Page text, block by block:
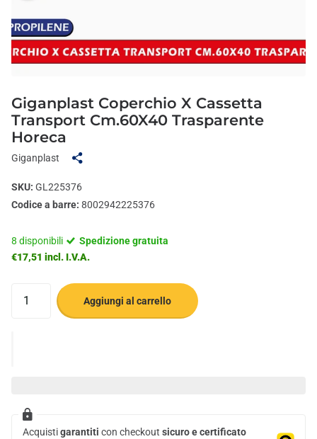
Giganplast Coperchio X Cassetta
Transport Cm.60X40 Trasparente
Horeca
Giganplast
SKU: GL225376
Codice a barre: 8002942225376
8 disponibili
Spedizione gratuita
€17,51 incl. I.V.A.
Aggiungi al carrello
Acquistigarantiti con checkout sicuro e certificato